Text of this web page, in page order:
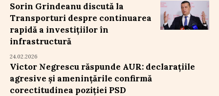
Sorin Grindeanu discută la
Transporturi despre continuarea
rapidă a investițiilor în
infrastructură
24.02.2026
Victor Negrescu răspunde AUR: declarațiile
agresive și amenințările confirmă
corectitudinea poziției PSD